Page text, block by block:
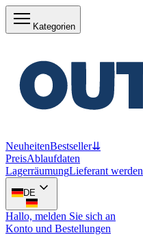
Kategorien
NeuheitenBestseller⇊
PreisAblaufdaten
LagerräumungLieferant werden
DE
Hallo, melden Sie sich an
Konto und Bestellungen